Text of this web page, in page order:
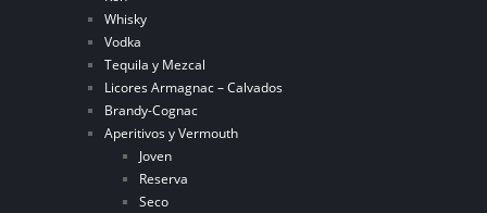
Whisky
Vodka
Tequila y Mezcal
Licores Armagnac – Calvados
Brandy-Cognac
Aperitivos y Vermouth
Joven
Reserva
Seco